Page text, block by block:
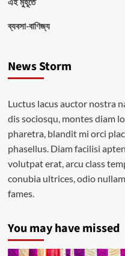
ব্যবসা-বাণিজ্য
News Storm
Luctus lacus auctor nostra
dis sociosqu, montes diam
pharetra, blandit mi orci
phasellus. Diam facilisi
volutpat erat, arcu class
conubia ultrices, odio
fames.
You may have missed